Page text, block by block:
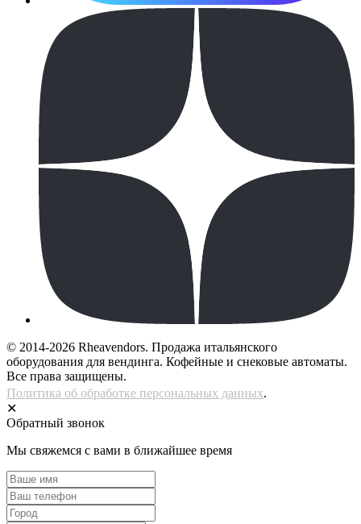
© 2014-2026 Rheavendors. Продажа итальянского
оборудования для вендинга. Кофейные и снековые автоматы.
Все права защищены.
Политика об обработке персональных данных.
✕
Обратный звонок
Мы свяжемся с вами в ближайшее время